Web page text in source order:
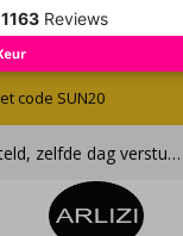
1163 Reviews
zelfde dag verstuurd
code SUN20